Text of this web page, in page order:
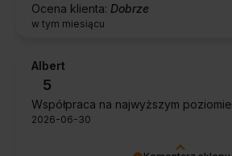
Ocena klienta: Dobrze
w tym miesiącu
Albert
5
Współpraca na najwyższym poziomie
2026-06-30